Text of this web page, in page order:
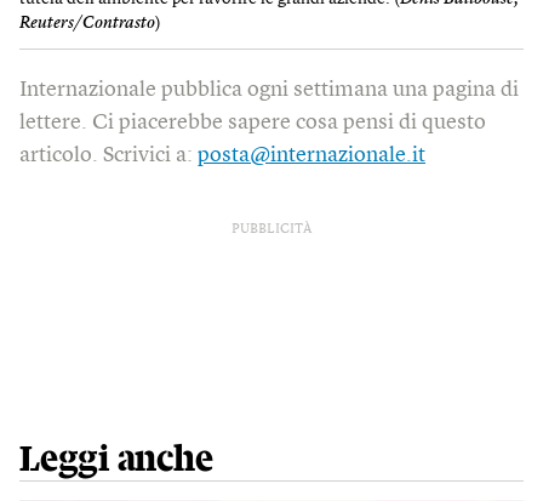
Reuters/Contrasto)
Internazionale pubblica ogni settimana una pagina di
lettere. Ci piacerebbe sapere cosa pensi di questo
articolo. Scrivici a: posta@internazionale.it
PUBBLICITÀ
Leggi anche